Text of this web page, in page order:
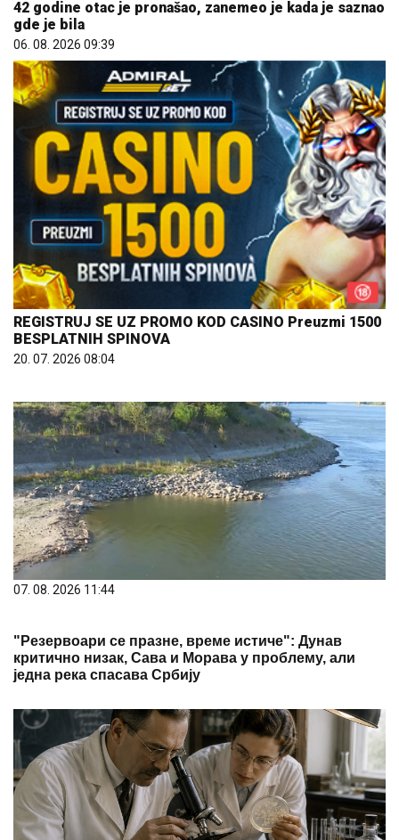
42 godine otac je pronašao, zanemeo je kada je saznao
gde je bila
06. 08. 2026 09:39
REGISTRUJ SE UZ PROMO KOD CASINO Preuzmi 1500
BESPLATNIH SPINOVA
20. 07. 2026 08:04
07. 08. 2026 11:44
"Резервоари се празне, време истиче": Дунав
критично низак, Сава и Морава у проблему, али
једна река спасава Србију